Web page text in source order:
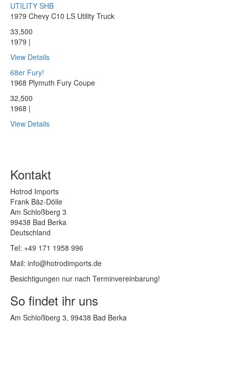
UTILITY SHB
1979 Chevy C10 LS Utility Truck
33,500
1979 |
View Details
68er Fury!
1968 Plymuth Fury Coupe
32,500
1968 |
View Details
Kontakt
Hotrod Imports
Frank Bäz-Dölle
Am Schloßberg 3
99438 Bad Berka
Deutschland
Tel: +49 171 1958 996
Mail: info@hotrodimports.de
Besichtigungen nur nach Terminvereinbarung!
So findet ihr uns
Am Schloßberg 3, 99438 Bad Berka